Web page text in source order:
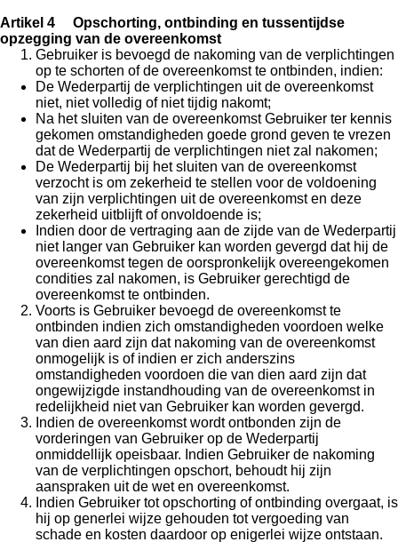
Artikel 4 Opschorting, ontbinding en tussentijdse
opzegging van de overeenkomst
Gebruiker is bevoegd de nakoming van de verplichtingen
op te schorten of de overeenkomst te ontbinden, indien:
De Wederpartij de verplichtingen uit de overeenkomst
niet, niet volledig of niet tijdig nakomt;
Na het sluiten van de overeenkomst Gebruiker ter kennis
gekomen omstandigheden goede grond geven te vrezen
dat de Wederpartij de verplichtingen niet zal nakomen;
De Wederpartij bij het sluiten van de overeenkomst
verzocht is om zekerheid te stellen voor de voldoening
van zijn verplichtingen uit de overeenkomst en deze
zekerheid uitblijft of onvoldoende is;
Indien door de vertraging aan de zijde van de Wederpartij
niet langer van Gebruiker kan worden gevergd dat hij de
overeenkomst tegen de oorspronkelijk overeengekomen
condities zal nakomen, is Gebruiker gerechtigd de
overeenkomst te ontbinden.
Voorts is Gebruiker bevoegd de overeenkomst te
ontbinden indien zich omstandigheden voordoen welke
van dien aard zijn dat nakoming van de overeenkomst
onmogelijk is of indien er zich anderszins
omstandigheden voordoen die van dien aard zijn dat
ongewijzigde instandhouding van de overeenkomst in
redelijkheid niet van Gebruiker kan worden gevergd.
Indien de overeenkomst wordt ontbonden zijn de
vorderingen van Gebruiker op de Wederpartij
onmiddellijk opeisbaar. Indien Gebruiker de nakoming
van de verplichtingen opschort, behoudt hij zijn
aanspraken uit de wet en overeenkomst.
Indien Gebruiker tot opschorting of ontbinding overgaat, is
hij op generlei wijze gehouden tot vergoeding van
schade en kosten daardoor op enigerlei wijze ontstaan.